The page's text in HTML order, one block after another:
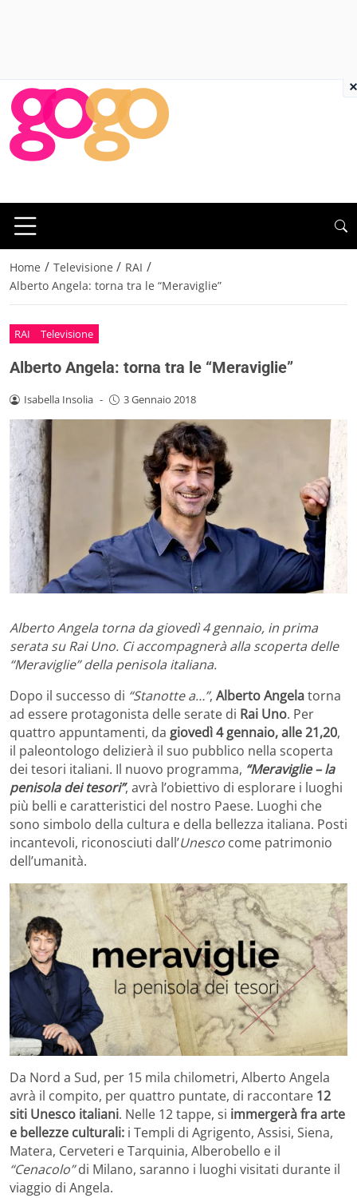
Home / Televisione / RAI /
Alberto Angela: torna tra le “Meraviglie”
RAI Televisione
Alberto Angela: torna tra le “Meraviglie”
Isabella Insolia - 3 Gennaio 2018
Alberto Angela torna da giovedì 4 gennaio, in prima
serata su Rai Uno. Ci accompagnerà alla scoperta delle
“Meraviglie” della penisola italiana.
Dopo il successo di “Stanotte a…”, Alberto Angelatorna
ad essere protagonista delle serate di Rai Uno. Per
quattro appuntamenti, da giovedì 4 gennaio, alle 21,20,
il paleontologo delizierà il suo pubblico nella scoperta
dei tesori italiani. Il nuovo programma, “Meraviglie – la
penisola dei tesori”, avrà l’obiettivo di esplorare i luoghi
più belli e caratteristici del nostro Paese. Luoghi che
sono simbolo della cultura e della bellezza italiana. Posti
incantevoli, riconosciuti dall’Unesco come patrimonio
dell’umanità.
Da Nord a Sud, per 15 mila chilometri, Alberto Angela
avrà il compito, per quattro puntate, di raccontare 12
siti Unesco italiani. Nelle 12 tappe, si immergerà fra arte
e bellezze culturali: i Templi di Agrigento, Assisi, Siena,
Matera, Cerveteri e Tarquinia, Alberobello e il
“Cenacolo”di Milano, saranno i luoghi visitati durante il
viaggio di Angela.
×